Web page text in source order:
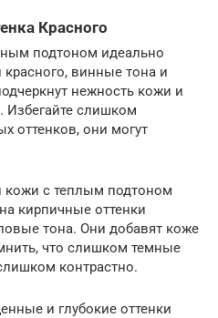
Красного
подтоном идеально
красного, винные тона и
нежность кожи и
Избегайте слишком
оттенков, они могут
кожи с теплым подтоном
кирпичные оттенки
тона. Они добавят коже
что слишком темные
контрастно.
и глубокие оттенки